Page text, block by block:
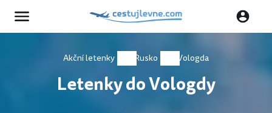
Akční letenky Rusko Vologda
Letenky do Vologdy